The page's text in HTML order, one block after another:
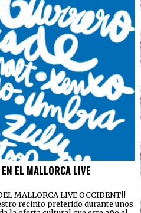
EL MALLORCA LIVE
MALLORCA LIVE OCCIDENT!!
recinto preferido durante unos